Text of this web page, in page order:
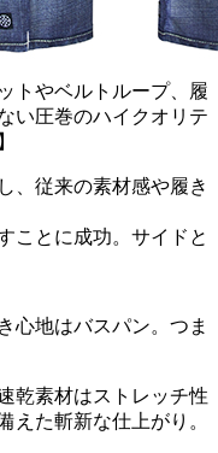
トやベルトループ、履
い圧巻のハイクオリテ
、従来の素材感や履き
ことに成功。サイドと
心地はバスパン。つま
乾素材はストレッチ性
えた斬新な仕上がり。